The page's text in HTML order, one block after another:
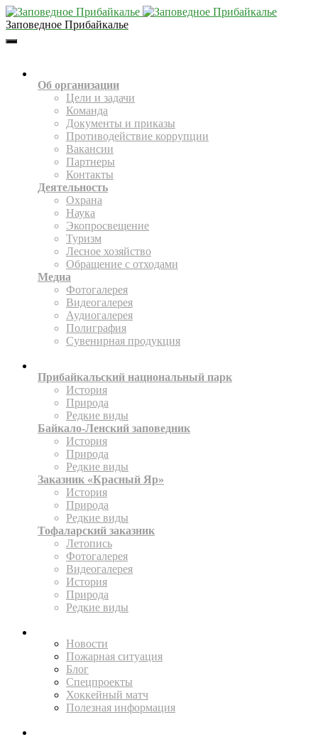
Заповедное Прибайкалье
Toggle
Об организации
Цели и задачи
Команда
Документы и приказы
Противодействие коррупции
Вакансии
Партнеры
Контакты
Деятельность
Охрана
Наука
Экопросвещение
Туризм
Лесное хозяйство
Обращение с отходами
Медиа
Фотогалерея
Видеогалерея
Аудиогалерея
Полиграфия
Сувенирная продукция
Прибайкальский национальный парк
История
Природа
Редкие виды
Байкало-Ленский заповедник
История
Природа
Редкие виды
Заказник «Красный Яр»
История
Природа
Редкие виды
Тофаларский заказник
Летопись
Фотогалерея
Видеогалерея
История
Природа
Редкие виды
Новости
Пожарная ситуация
Блог
Спецпроекты
Хоккейный матч
Полезная информация